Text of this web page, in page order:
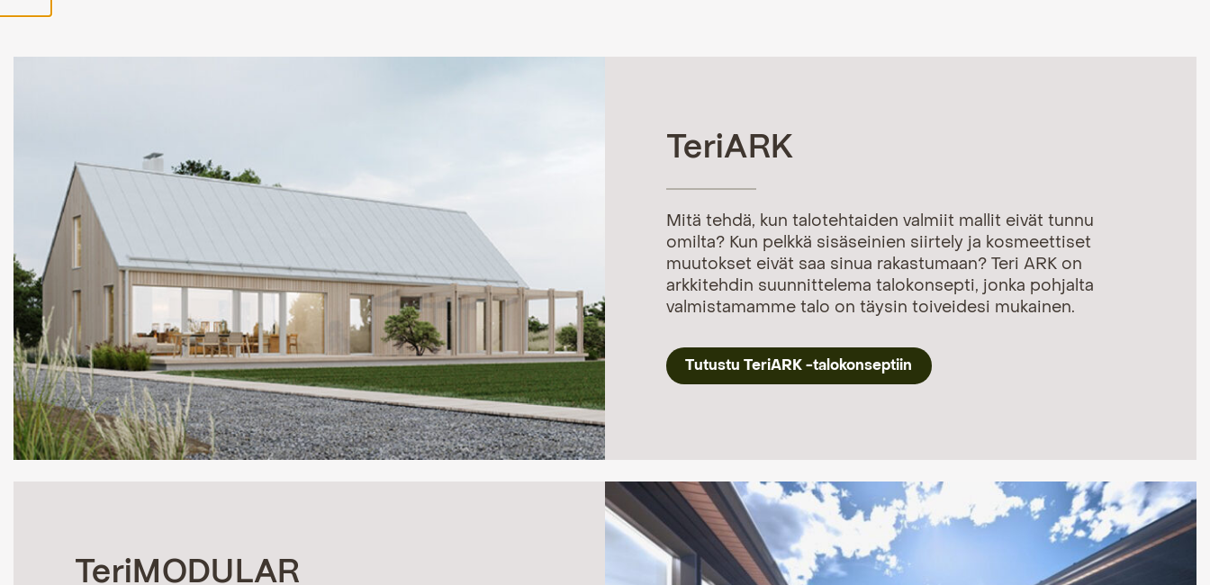
TeriARK
Mitä tehdä, kun talotehtaiden valmiit mallit eivät tunnu
omilta? Kun pelkkä sisäseinien siirtely ja kosmeettiset
muutokset eivät saa sinua rakastumaan? Teri ARK on
arkkitehdin suunnittelema talokonsepti, jonka pohjalta
valmistamamme talo on täysin toiveidesi mukainen.
Tutustu TeriARK -talokonseptiin
TeriMODULAR